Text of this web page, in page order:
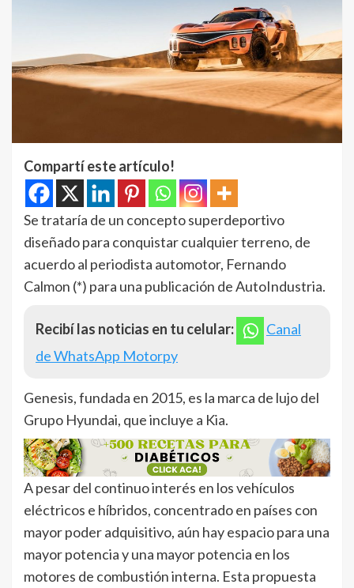
Compartí este artículo!
Se trataría de un concepto superdeportivo
diseñado para conquistar cualquier terreno, de
acuerdo al periodista automotor, Fernando
Calmon (*) para una publicación de AutoIndustria.
Recibí las noticias en tu celular:
Canal
de WhatsApp Motorpy
Genesis, fundada en 2015, es la marca de lujo del
Grupo Hyundai, que incluye a Kia.
A pesar del continuo interés en los vehículos
eléctricos e híbridos, concentrado en países con
mayor poder adquisitivo, aún hay espacio para una
mayor potencia y una mayor potencia en los
motores de combustión interna. Esta propuesta